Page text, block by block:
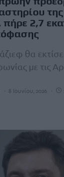
2,7
θα
με τις
8 Ιουνίου, 2026